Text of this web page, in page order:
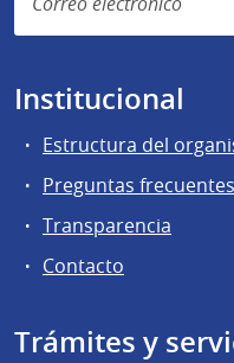
Institucional
Estructura del
Preguntas frecuentes
Transparencia
Contacto
Trámites y